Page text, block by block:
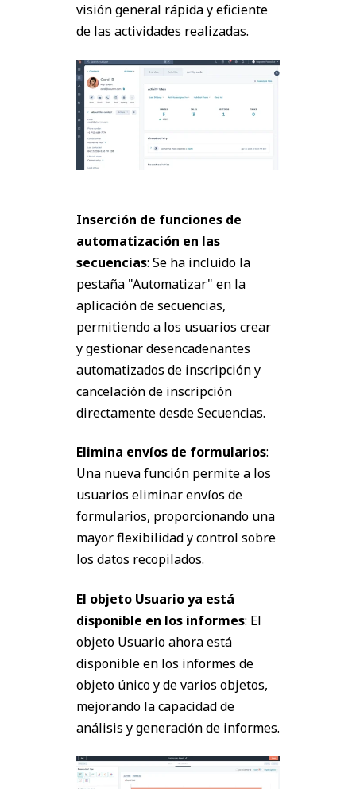
visión general rápida y eficiente
de las actividades realizadas.
Inserción de funciones de
automatización en las
secuencias: Se ha incluido la
pestaña "Automatizar" en la
aplicación de secuencias,
permitiendo a los usuarios crear
y gestionar desencadenantes
automatizados de inscripción y
cancelación de inscripción
directamente desde Secuencias.
Elimina envíos de formularios:
Una nueva función permite a los
usuarios eliminar envíos de
formularios, proporcionando una
mayor flexibilidad y control sobre
los datos recopilados.
El objeto Usuario ya está
disponible en los informes: El
objeto Usuario ahora está
disponible en los informes de
objeto único y de varios objetos,
mejorando la capacidad de
análisis y generación de informes.